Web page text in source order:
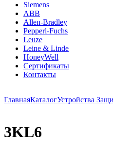
Siemens
ABB
Allen-Bradley
Pepperl-Fuchs
Leuze
Leine & Linde
HoneyWell
Сертификаты
Контакты
ГлавнаяКаталогУстройства
3KL6